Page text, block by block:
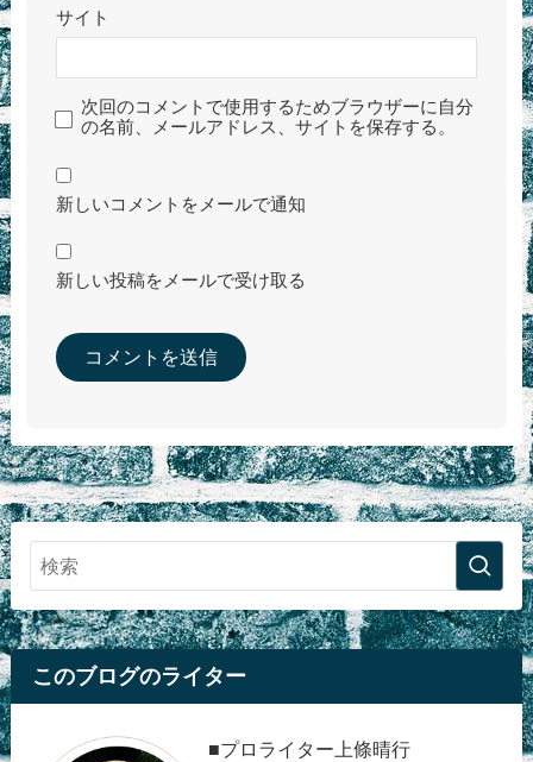
サイト
次回のコメントで使用するためブラウザーに自分
の名前、メールアドレス、サイトを保存する。
新しいコメントをメールで通知
新しい投稿をメールで受け取る
このブログのライター
■プロライター上條晴行